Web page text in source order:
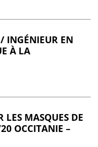
INGÉNIEUR EN
À LA
LES MASQUES DE
OCCITANIE –